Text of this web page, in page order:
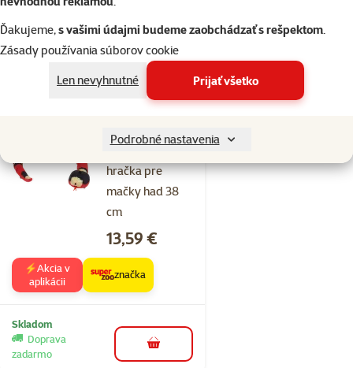
Ďakujeme,s vašimi údajmi budeme zaobchádzať s rešpektom.
Zásady používania súborov cookie
Len nevyhnutné
Prijať všetko
Podrobné nastavenia
značka
Skladom
do košíka
Epic Pet interakt.
hračka pre
mačky had 38
cm
Hodnotenie 0%
Cena
13,59 €
⚡Akcia v
aplikácii
značka
Skladom
Doprava
zadarmo
do košíka